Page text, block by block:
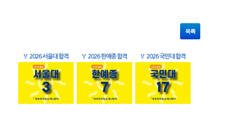
목록
🏅 2026 서울대 합격 🏅 2026 한예종 합격 🏅 2026 국민대 합격